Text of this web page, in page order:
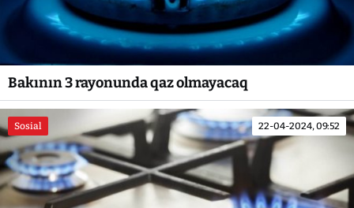
Bakının 3 rayonunda qaz olmayacaq
Sosial 22-04-2024, 09:52